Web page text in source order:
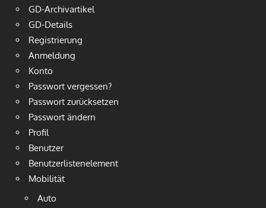
GD-Archivartikel
GD-Details
Registrierung
Anmeldung
Konto
Passwort vergessen?
Passwort zurücksetzen
Passwort ändern
Profil
Benutzer
Benutzerlistenelement
Mobilität
Auto